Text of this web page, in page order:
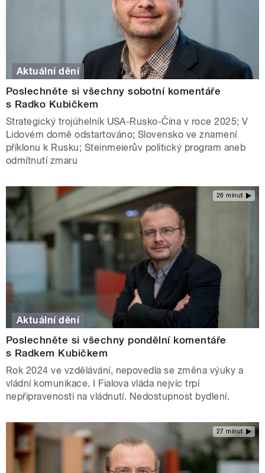
Aktuální dění
Poslechněte si všechny sobotní komentáře
s Radko Kubičkem
Strategický trojúhelník USA-Rusko-Čína v roce 2025; V
Lidovém domě odstartováno; Slovensko ve znamení
příklonu k Rusku; Steinmeierův politický program aneb
odmítnutí zmaru
26 minut
Aktuální dění
Poslechněte si všechny pondělní komentáře
s Radkem Kubičkem
Rok 2024 ve vzdělávání, nepovedla se změna výuky a
vládní komunikace. I Fialova vláda nejvíc trpí
nepřipraveností na vládnutí. Nedostupnost bydlení.
27 minut